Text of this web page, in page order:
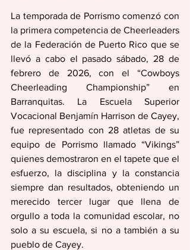
La temporada de Porrismo comenzó con
la primera competencia de Cheerleaders
de la Federación de Puerto Rico que se
llevó a cabo el pasado sábado, 28 de
febrero de 2026, con el “Cowboys
Cheerleading Championship” en
Barranquitas. La Escuela Superior
Vocacional Benjamín Harrison de Cayey,
fue representado con 28 atletas de su
equipo de Porrismo llamado “Vikings”
quienes demostraron en el tapete que el
esfuerzo, la disciplina y la constancia
siempre dan resultados, obteniendo un
merecido tercer lugar que llena de
orgullo a toda la comunidad escolar, no
solo a su escuela, si no a también a su
pueblo de Cayey.